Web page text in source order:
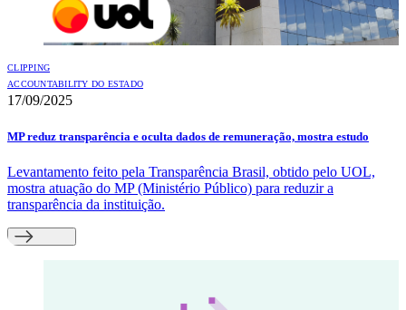
CLIPPING
ACCOUNTABILITY DO ESTADO
17/09/2025
MP reduz transparência e oculta dados de remuneração, mostra estudo
Levantamento feito pela Transparência Brasil, obtido pelo UOL,
mostra atuação do MP (Ministério Público) para reduzir a
transparência da instituição.